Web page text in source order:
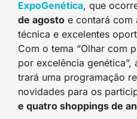
ExpoGenética, que
de agosto e contará com
técnica e excelentes
Com o tema “Olhar com
por excelência genética”,
trará uma programação
novidades para os
e quatro shoppings de